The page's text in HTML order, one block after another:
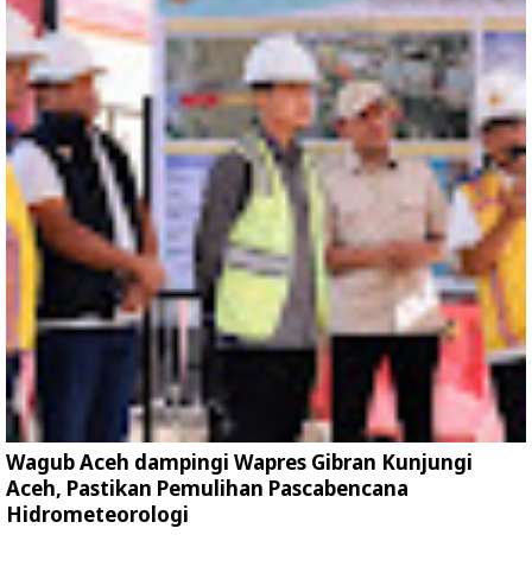
Wagub Aceh dampingi Wapres Gibran Kunjungi
Aceh, Pastikan Pemulihan Pascabencana
Hidrometeorologi